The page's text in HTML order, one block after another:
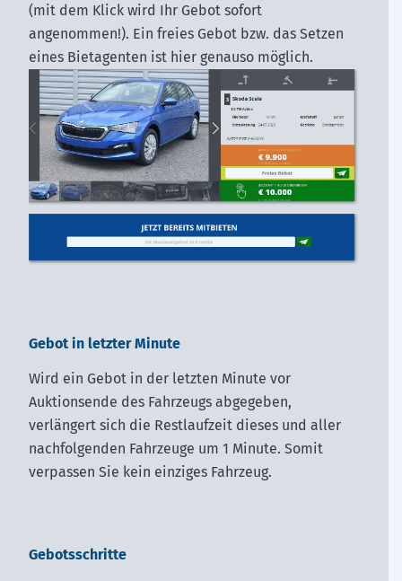
(mit dem Klick wird Ihr Gebot sofort
angenommen!). Ein freies Gebot bzw. das Setzen
eines Bietagenten ist hier genauso möglich.
Gebot in letzter Minute
Wird ein Gebot in der letzten Minute vor
Auktionsende des Fahrzeugs abgegeben,
verlängert sich die Restlaufzeit dieses und aller
nachfolgenden Fahrzeuge um 1 Minute. Somit
verpassen Sie kein einziges Fahrzeug.
Gebotsschritte